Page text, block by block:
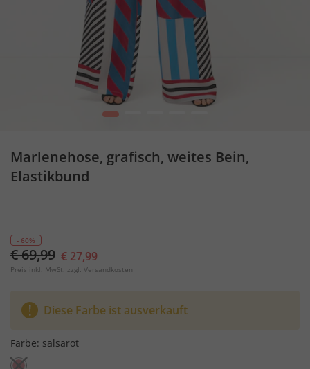
1
Marlenehose, grafisch, weites Bein,
Elastikbund
- 60%
€ 69,99 € 27,99
Preis inkl. MwSt. zzgl. Versandkosten
Diese Farbe ist ausverkauft
Farbe: salsarot